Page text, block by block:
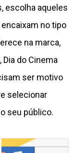
escolha aqueles
no tipo
na marca,
Dia do Cinema
ser motivo
selecionar
seu público.